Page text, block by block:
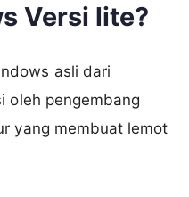
Versi lite?
asli dari
oleh pengembang
yang membuat lemot